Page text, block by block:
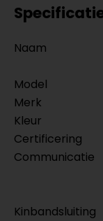
Naam
Model
Merk
Kleur
Certificering
Communicatie
Kinbandsluiting